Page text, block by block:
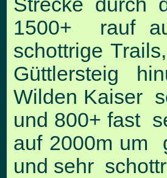
1500+ rauf
schottrige
Güttlersteig
Wilden Kaiser
und 800+ fast
auf 2000m um
und sehr